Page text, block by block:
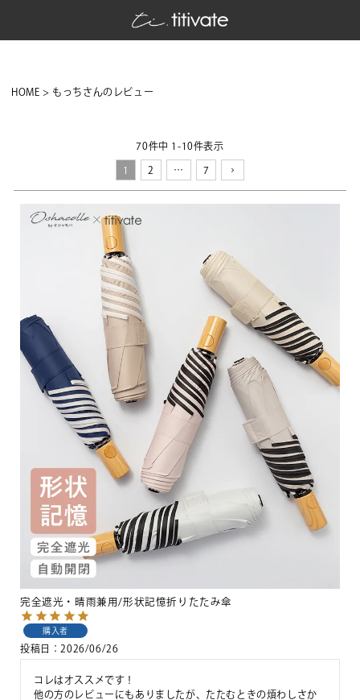
HOME もっちさんのレビュー
70件中 1 -10件表示
1 2 … 7
完全遮光・晴雨兼用/形状記憶折りたたみ傘
購入者
投稿日 2026/06/26
コレはオススメです！
他の方のレビューにもありましたが、たたむときの煩わしさか